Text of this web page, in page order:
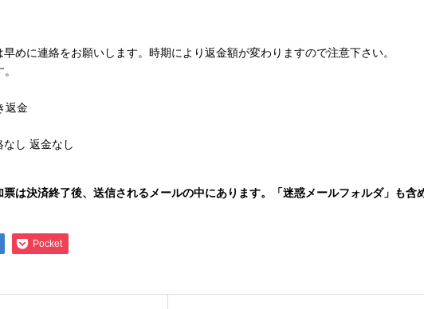
めに連絡をお願いします。時期により返金額が変わりますので注意下さい。
返金
なし 返金なし
は決済終了後、送信されるメールの中にあります。「迷惑メールフォルダ」も含
Pocket